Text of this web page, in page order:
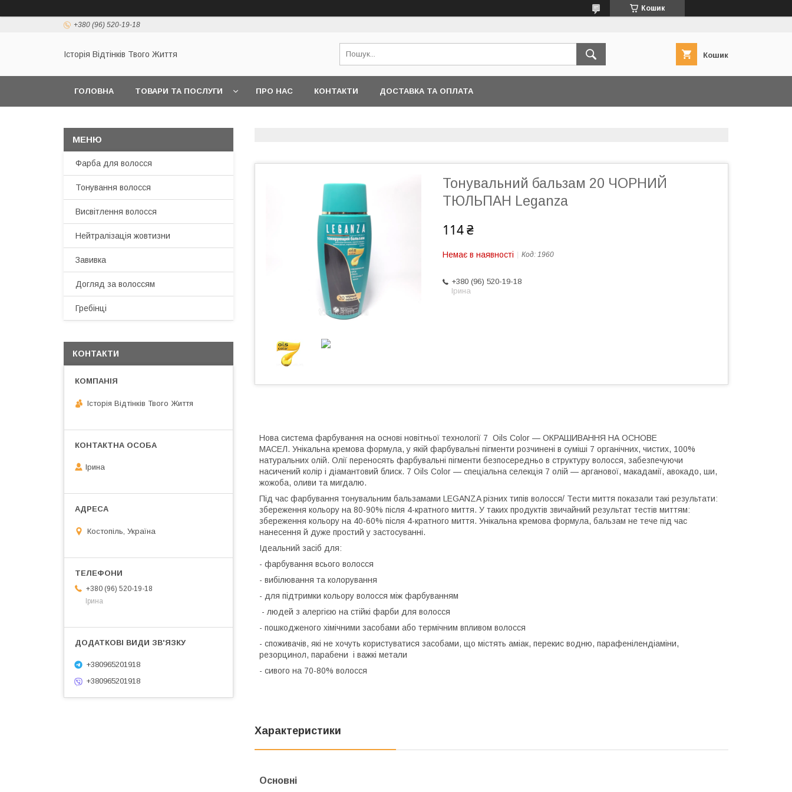
Кошик
+380 (96) 520-19-18
Історія Відтінків Твого Життя Кошик
ГОЛОВНА ТОВАРИ ТА ПОСЛУГИ ПРО НАС КОНТАКТИ ДОСТАВКА ТА ОПЛАТА
Тонувальний бальзам 20 ЧОРНИЙ
ТЮЛЬПАН Leganza
114 ₴
Немає в наявності Код: 1960
+380 (96) 520-19-18
Ірина
Нова система фарбування на основі новітньої технології 7 Oils Color — ОКРАШИВАННЯ НА ОСНОВЕ
МАСЕЛ. Унікальна кремова формула, у якій фарбувальні пігменти розчинені в суміші 7 органічних, чистих, 100%
натуральних олій. Олії переносять фарбувальні пігменти безпосередньо в структуру волосся, забезпечуючи
насичений колір і діамантовий блиск. 7 Oils Color — спеціальна селекція 7 олій — арганової, макадамії, авокадо, ши,
жожоба, оливи та мигдалю.
Під час фарбування тонувальним бальзамами LEGANZA різних типів волосся/ Тести миття показали такі результати:
збереження кольору на 80-90% після 4-кратного миття. У таких продуктів звичайний результат тестів миттям:
збереження кольору на 40-60% після 4-кратного миття. Унікальна кремова формула, бальзам не тече під час
нанесення й дуже простий у застосуванні.
Ідеальний засіб для:
- фарбування всього волосся
- вибілювання та колорування
- для підтримки кольору волосся між фарбуванням
- людей з алергією на стійкі фарби для волосся
- пошкодженого хімічними засобами або термічним впливом волосся
- споживачів, які не хочуть користуватися засобами, що містять аміак, перекис водню, парафенілендіаміни,
резорцинол, парабени і важкі метали
- сивого на 70-80% волосся
Характеристики
Основні
Фарба для волосся
Тонування волосся
Висвітлення волосся
Нейтралізація жовтизни
Завивка
Догляд за волоссям
Гребінці
КОНТАКТИ
Історія Відтінків Твого Життя
Ірина
Костопіль, Україна
+380 (96) 520-19-18
Ірина
+380965201918
+380965201918